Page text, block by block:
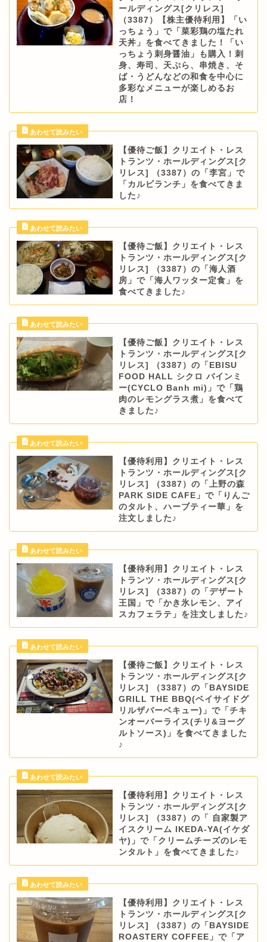
ールディングス[クリレス]
（3387）【株主優待利用】「い
っちょう」で「菜彩鶏の塩たれ
天丼」を食べてきました！「い
っちょう刺身醤油」も購入！刺
身、寿司、天ぷら、串焼き、そ
ば・うどんなどの和食を中心に
多彩なメニューが楽しめるお
店！
【優待ご飯】クリエイト・レス
トランツ・ホールディングス[ク
リレス] （3387）の「李宮」で
「カルビランチ」を食べてきま
した♪
【優待ご飯】クリエイト・レス
トランツ・ホールディングス[ク
リレス] （3387）の「海人酒
房」で「海人ワッター定食」を
食べてきました♪
【優待ご飯】クリエイト・レス
トランツ・ホールディングス[ク
リレス] （3387）の「EBISU
FOOD HALL シクロ バインミ
ー(CYCLO Banh mi)」で「鶏
肉のレモングラス煮」を食べて
きました♪
【優待利用】クリエイト・レス
トランツ・ホールディングス[ク
リレス] （3387）の「上野の森
PARK SIDE CAFE」で「りんご
のタルト、ハーブティー華」を
注文しました♪
【優待利用】クリエイト・レス
トランツ・ホールディングス[ク
リレス] （3387）の「デザート
王国」で「かき氷レモン、アイ
スカフェラテ」を注文しました♪
【優待ご飯】クリエイト・レス
トランツ・ホールディングス[ク
リレス] （3387）の「BAYSIDE
GRILL THE BBQ(ベイサイドグ
リルザバーベキュー)」で「チキ
ンオーバーライス(チリ&ヨーグ
ルトソース)」を食べてきました
♪
【優待利用】クリエイト・レス
トランツ・ホールディングス[ク
リレス] （3387）の「 自家製ア
イスクリーム IKEDA-YA(イケダ
ヤ)」で「クリームチーズのレモ
ンタルト」を食べてきました♪
【優待利用】クリエイト・レス
トランツ・ホールディングス[ク
リレス] （3387）の「BAYSIDE
ROASTERY COFFEE」で「ア